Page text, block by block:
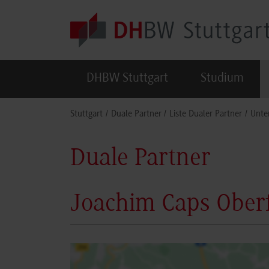
DHBW Stuttgart Studium
Stuttgart Duale Partner Liste Dualer Partner
Duale Partner
Joachim Caps